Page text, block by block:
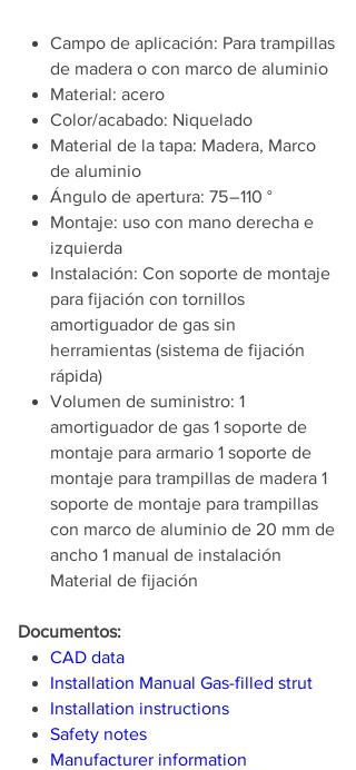
Campo de aplicación: Para trampillas
de madera o con marco de aluminio
Material: acero
Color/acabado: Niquelado
Material de la tapa: Madera, Marco
de aluminio
Ángulo de apertura: 75 – 110 °
Montaje: uso con mano derecha e
izquierda
Instalación: Con soporte de montaje
para fijación con tornillos
amortiguador de gas sin
herramientas (sistema de fijación
rápida)
Volumen de suministro: 1
amortiguador de gas 1 soporte de
montaje para armario 1 soporte de
montaje para trampillas de madera 1
soporte de montaje para trampillas
con marco de aluminio de 20 mm de
ancho 1 manual de instalación
Material de fijación
Documentos:
CAD data
Installation Manual Gas-filled strut
Installation instructions
Safety notes
Manufacturer information